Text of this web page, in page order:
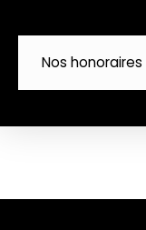
Nos honoraires